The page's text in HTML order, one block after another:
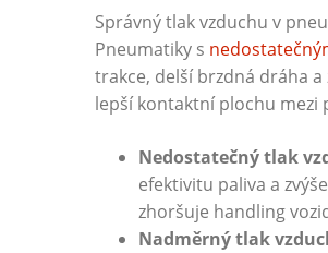
Správný tlak vzduchu v
Pneumatiky s
trakce, delší brzdná dráha
lepší kontaktní plochu mezi
Nedostatečný tlak
efektivitu paliva a
zhoršuje handling
Nadměrný tlak